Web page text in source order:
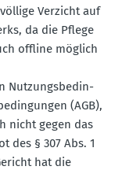
Verzicht auf
da die Pflege
offline möglich
Nutzungs­be­din­
(AGB),
nicht gegen das
des § 307 Abs. 1
hat die